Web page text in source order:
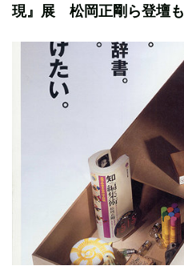
現』展 松岡正剛ら登壇も